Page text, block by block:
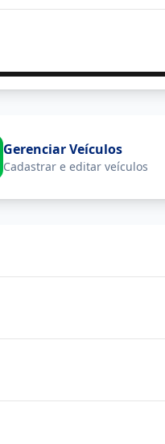
Gerenciar Veículos
Cadastrar e editar veículos